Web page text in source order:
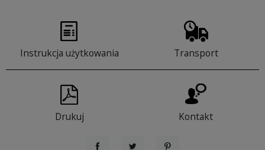
Instrukcja użytkowania Transport
Drukuj Kontakt